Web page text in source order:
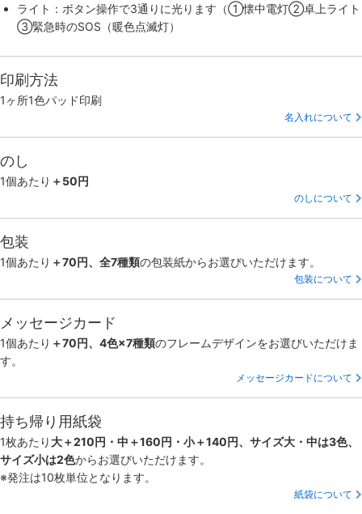
ライト：ボタン操作で3通りに光ります（①懐中電灯②卓上ライト
③緊急時のSOS（暖色点滅灯）
印刷方法
1ヶ所1色パッド印刷
名入れについて
のし
1個あたり ＋50円
のしについて
包装
1個あたり ＋70円、全7種類の包装紙からお選びいただけます。
包装について
メッセージカード
1個あたり ＋70円、4色×7種類のフレームデザインをお選びいただけま
す。
メッセージカードについて
持ち帰り用紙袋
1枚あたり 大＋210円・中＋160円・小＋140円、サイズ大・中は3色、
サイズ小は2色からお選びいただけます。
※発注は10枚単位となります。
紙袋について